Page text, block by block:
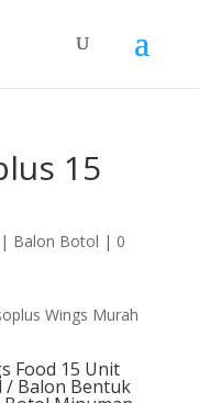
15
| Balon Botol | 0
Food 15 Unit
/ Balon Bentuk